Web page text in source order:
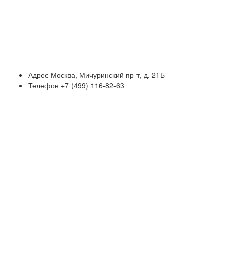
Адрес Москва, Мичуринский пр-т, д. 21Б
Телефон +7 (499) 116-82-63